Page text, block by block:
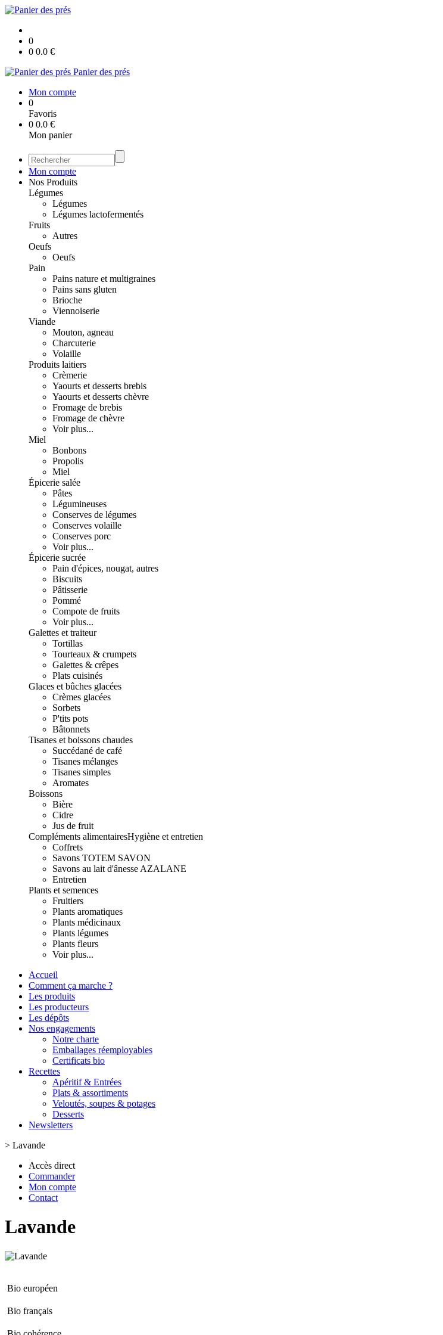
0
0 0.0 €
Panier des prés
Mon compte
0
Favoris
0 0.0 €
Mon panier
Mon compte
Nos Produits
Légumes
Légumes
Légumes lactofermentés
Fruits
Autres
Oeufs
Oeufs
Pain
Pains nature et multigraines
Pains sans gluten
Brioche
Viennoiserie
Viande
Mouton, agneau
Charcuterie
Volaille
Produits laitiers
Crèmerie
Yaourts et desserts brebis
Yaourts et desserts chèvre
Fromage de brebis
Fromage de chèvre
Voir plus...
Miel
Bonbons
Propolis
Miel
Épicerie salée
Pâtes
Légumineuses
Conserves de légumes
Conserves volaille
Conserves porc
Voir plus...
Épicerie sucrée
Pain d'épices, nougat, autres
Biscuits
Pâtisserie
Pommé
Compote de fruits
Voir plus...
Galettes et traiteur
Tortillas
Tourteaux & crumpets
Galettes & crêpes
Plats cuisinés
Glaces et bûches glacées
Crèmes glacées
Sorbets
P'tits pots
Bâtonnets
Tisanes et boissons chaudes
Succédané de café
Tisanes mélanges
Tisanes simples
Aromates
Boissons
Bière
Cidre
Jus de fruit
Compléments alimentairesHygiène et entretien
Coffrets
Savons TOTEM SAVON
Savons au lait d'ânesse AZALANE
Entretien
Plants et semences
Fruitiers
Plants aromatiques
Plants médicinaux
Plants légumes
Plants fleurs
Voir plus...
Accueil
Comment ça marche ?
Les produits
Les producteurs
Les dépôts
Nos engagements
Notre charte
Emballages réemployables
Certificats bio
Recettes
Apéritif & Entrées
Plats & assortiments
Veloutés, soupes & potages
Desserts
Newsletters
> Lavande
Accès direct
Commander
Mon compte
Contact
Lavande
Bio européen
Bio français